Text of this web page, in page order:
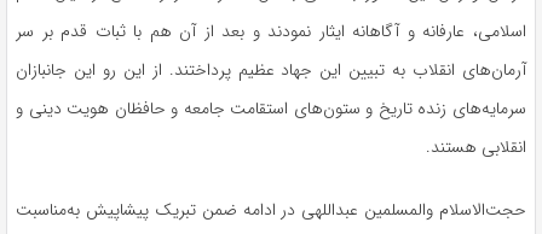
اسلامی، عارفانه و آگاهانه ایثار نمودند و بعد از آن هم با ثبات قدم بر سر
آرمان‌های انقلاب به تبیین این جهاد عظیم پرداختند. از این رو این جانبازان
سرمایه‌های زنده تاریخ و ستون‌های استقامت جامعه و حافظان هویت دینی و
انقلابی هستند.
حجت‌الاسلام والمسلمین عبداللهی در ادامه ضمن تبریک پیشاپیش به‌مناسبت